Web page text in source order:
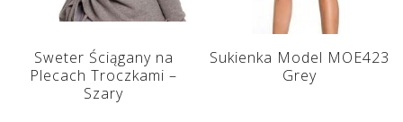
Sweter Ściągany na
Plecach Troczkami –
Szary
Sukienka Model MOE423
Grey